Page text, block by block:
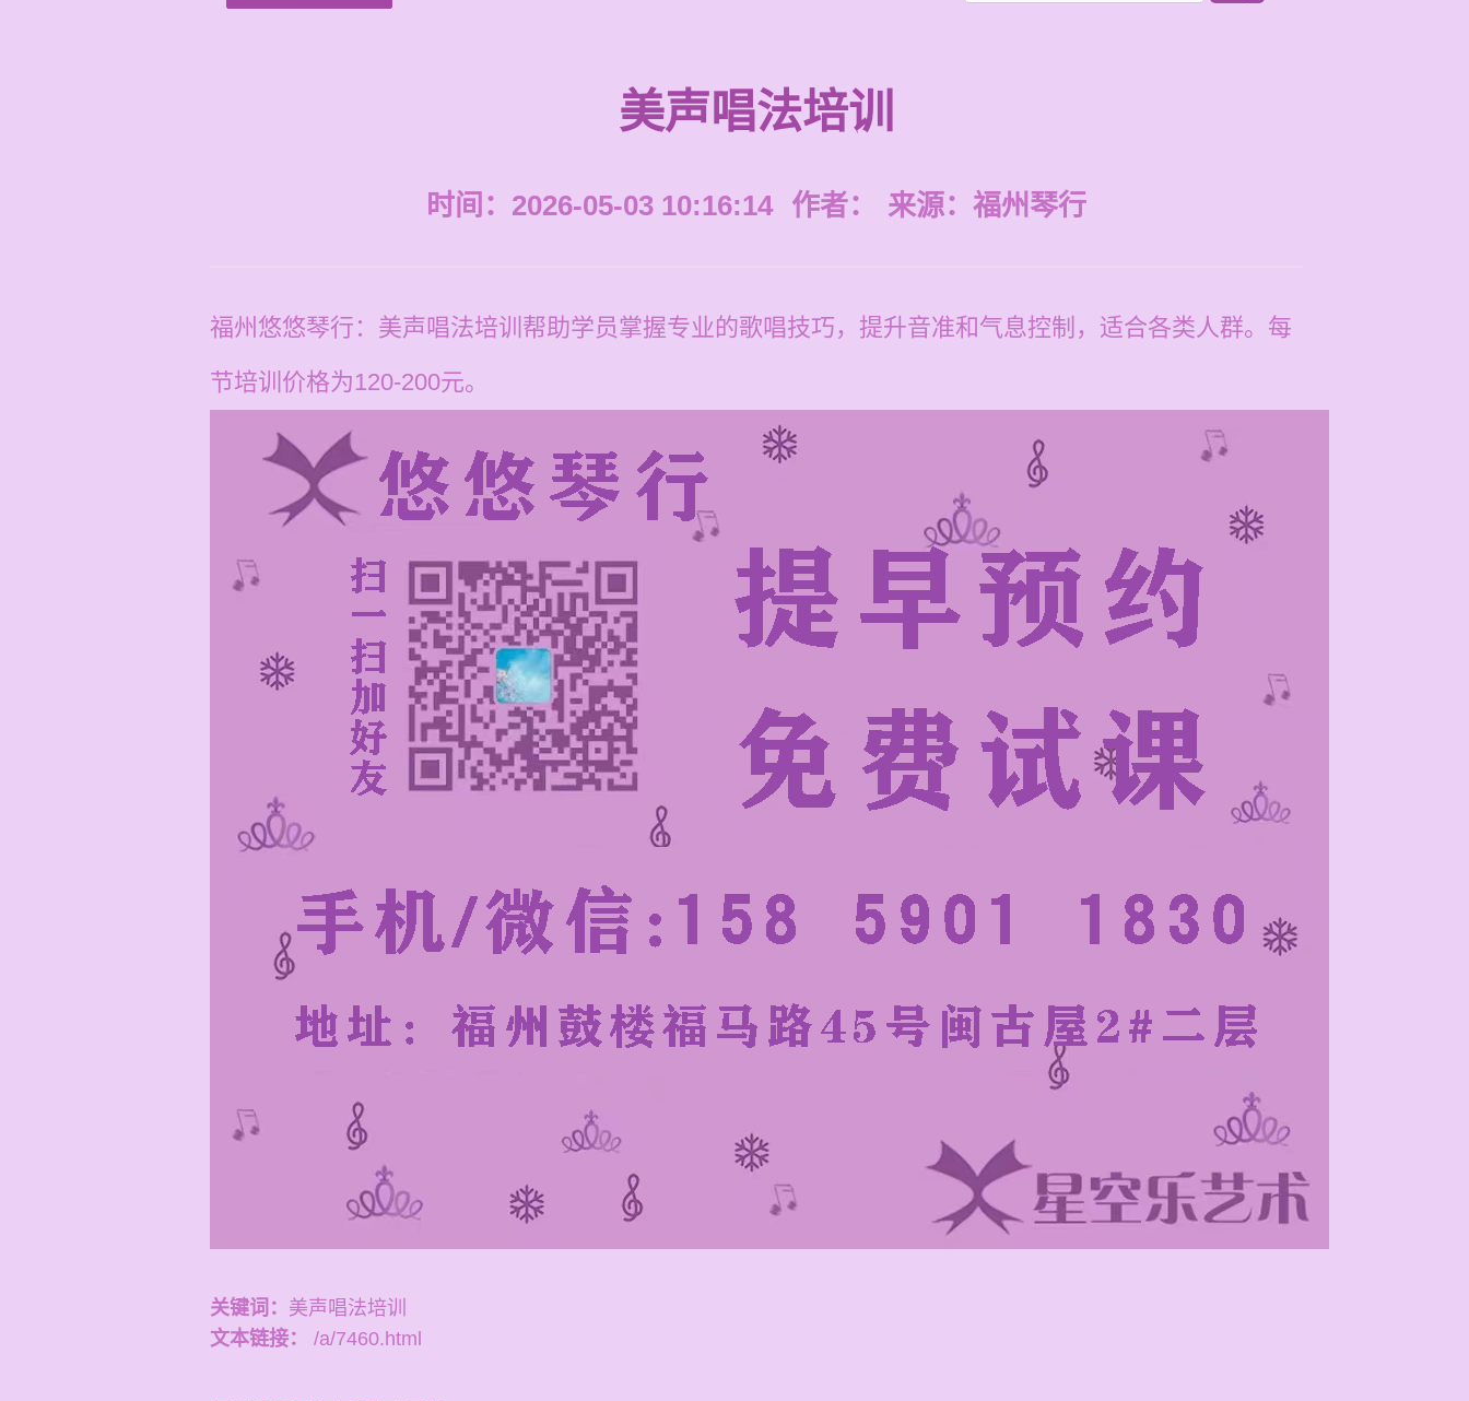
美声唱法培训
时间：2026-05-03 10:16:14 作者： 来源： 福州琴行
福州悠悠琴行：美声唱法培训帮助学员掌握专业的歌唱技巧，提升音准和气息控制，适合各类人群。每
节培训价格为120-200元。
关键词： 美声唱法培训
文本链接：
/a/7460.html